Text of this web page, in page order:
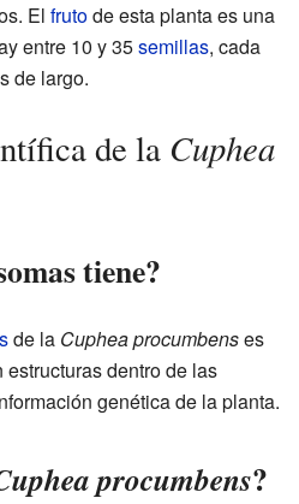
El frutode esta planta es una
entre 10 y 35semillas, cada
de largo.
de la Cuphea
tiene?
de la Cuphea procumbenses
dentro de las
genética de la planta.
procumbens?